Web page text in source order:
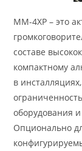
МM-4ХP – это
составе
компактному
в
оборудования
Опционально